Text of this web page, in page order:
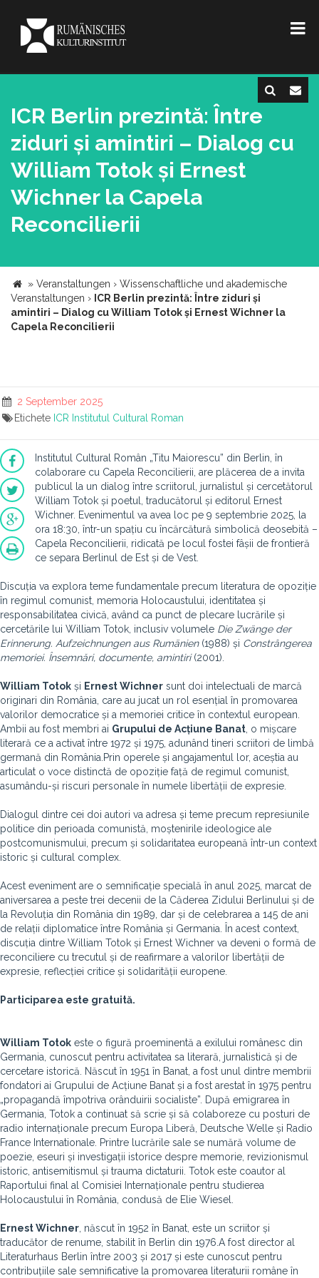
ICR Berlin prezintă: Între
ziduri și amintiri – Dialog cu
William Totok și Ernest
Wichner la Capela
Reconcilierii
» Veranstaltungen › Wissenschaftliche und akademische
Veranstaltungen › ICR Berlin prezintă: Între ziduri și
amintiri – Dialog cu William Totok și Ernest Wichner la
Capela Reconcilierii
2 September 2025
Etichete ICR Institutul Cultural Roman
Institutul Cultural Român „Titu Maiorescu” din Berlin, în
colaborare cu Capela Reconcilierii, are plăcerea de a invita
publicul la un dialog între scriitorul, jurnalistul și cercetătorul
William Totok și poetul, traducătorul și editorul Ernest
Wichner. Evenimentul va avea loc pe 9 septembrie 2025, la
ora 18:30, într-un spațiu cu încărcătură simbolică deosebită –
Capela Reconcilierii, ridicată pe locul fostei fâșii de frontieră
ce separa Berlinul de Est și de Vest.
Discuția va explora teme fundamentale precum literatura de opoziție
în regimul comunist, memoria Holocaustului, identitatea și
responsabilitatea civică, având ca punct de plecare lucrările și
cercetările lui William Totok, inclusiv volumele Die Zwänge der
Erinnerung. Aufzeichnungen aus Rumänien(1988) și Constrângerea
memoriei. Însemnări, documente, amintiri(2001).
William Totok și Ernest Wichner sunt doi intelectuali de marcă
originari din România, care au jucat un rol esențial în promovarea
valorilor democratice și a memoriei critice în contextul european.
Ambii au fost membri ai Grupului de Acțiune Banat , o mișcare
literară ce a activat între 1972 și 1975, adunând tineri scriitori de limbă
germană din România.Prin operele și angajamentul lor, aceștia au
articulat o voce distinctă de opoziție față de regimul comunist,
asumându-și riscuri personale în numele libertății de expresie.
Dialogul dintre cei doi autori va adresa și teme precum represiunile
politice din perioada comunistă, moștenirile ideologice ale
postcomunismului, precum și solidaritatea europeană într-un context
istoric și cultural complex.
Acest eveniment are o semnificație specială în anul 2025, marcat de
aniversarea a peste trei decenii de la Căderea Zidului Berlinului și de
la Revoluția din România din 1989, dar și de celebrarea a 145 de ani
de relații diplomatice între România și Germania. În acest context,
discuția dintre William Totok și Ernest Wichner va deveni o formă de
reconciliere cu trecutul și de reafirmare a valorilor libertății de
expresie, reflecției critice și solidarității europene.
Participarea este gratuită.
William Totok este o figură proeminentă a exilului românesc din
Germania, cunoscut pentru activitatea sa literară, jurnalistică și de
cercetare istorică. Născut în 1951 în Banat, a fost unul dintre membrii
fondatori ai Grupului de Acțiune Banat și a fost arestat în 1975 pentru
„propagandă împotriva orânduirii socialiste”. După emigrarea în
Germania, Totok a continuat să scrie și să colaboreze cu posturi de
radio internaționale precum Europa Liberă, Deutsche Welle și Radio
France Internationale. Printre lucrările sale se numără volume de
poezie, eseuri și investigații istorice despre memorie, revizionismul
istoric, antisemitismul și trauma dictaturii. Totok este coautor al
Raportului final al Comisiei Internaționale pentru studierea
Holocaustului în România, condusă de Elie Wiesel.
Ernest Wichner , născut în 1952 în Banat, este un scriitor și
traducător de renume, stabilit în Berlin din 1976.A fost director al
Literaturhaus Berlin între 2003 și 2017 și este cunoscut pentru
contribuțiile sale semnificative la promovarea literaturii române în